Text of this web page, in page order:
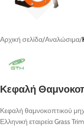
Αρχική σελίδα Αναλώσιμα
Κεφαλή
Κεφαλή θαμνοκοπτικού
Ελληνική εταιρεία Grass